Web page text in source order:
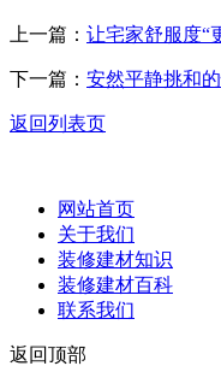
上一篇： 让宅家舒服度“
下一篇： 安然平静挑和
返回列表页
网站首页
关于我们
装修建材知识
装修建材百科
联系我们
返回顶部